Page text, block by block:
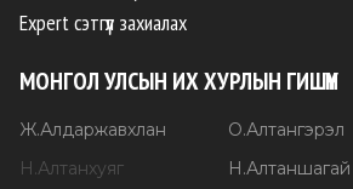
Expert сэтгүүл захиалах
МОНГОЛ УЛСЫН ИХ ХУРЛЫН ГИШҮҮН
Ж.Алдаржавхлан О.Алтангэрэл
Н.Алтанхуяг Н.Алтаншагай